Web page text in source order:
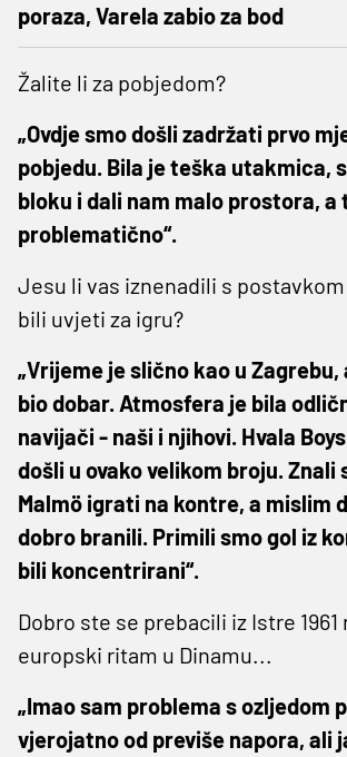
poraza, Varela zabio za bod
Žalite li za pobjedom?
„Ovdje smo došli zadržati prvo
pobjedu. Bila je teška utakmica,
bloku i dali nam malo prostora, a
problematično“.
Jesu li vas iznenadili s
bili uvjeti za igru?
„Vrijeme je slično kao u
bio dobar. Atmosfera je bila
navijači - naši i njihovi. Hvala
došli u ovako velikom broju. Znali
Malmö igrati na kontre, a mislim
dobro branili. Primili smo gol iz
bili koncentrirani“.
Dobro ste se prebacili iz Istre 1961
europski ritam u Dinamu...
„Imao sam problema s ozljedom
vjerojatno od previše napora, ali